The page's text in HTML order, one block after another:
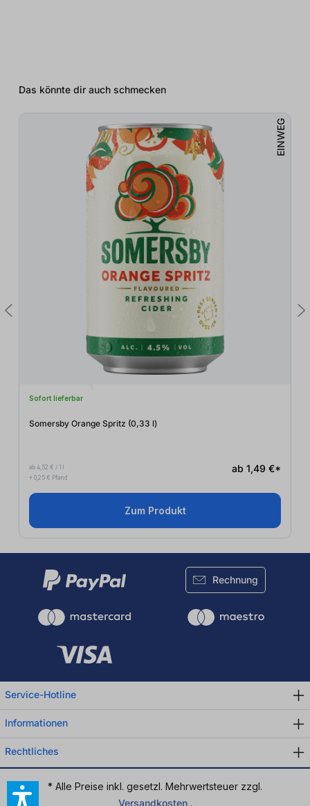
Das könnte dir auch schmecken
EINWEG
Sofort lieferbar
Somersby Orange Spritz (0,33 l)
ab 4,52 € / 1 l
+ 0,25 € Pfand
ab 1,49 €*
Zum Produkt
Rechnung
Service-Hotline
Informationen
Rechtliches
* Alle Preise inkl. gesetzl. Mehrwertsteuer zzgl.
Versandkosten.